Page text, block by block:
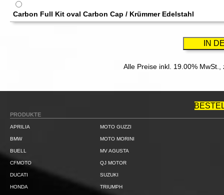
Carbon Full Kit oval Carbon Cap / Krümmer Edelstahl
Alle Preise inkl. 19.00% MwSt.,
PRODUKTE
APRILIA
BMW
BUELL
CFMOTO
DUCATI
HONDA
MOTO GUZZI
MOTO MORINI
MV AGUSTA
QJ MOTOR
SUZUKI
TRIUMPH